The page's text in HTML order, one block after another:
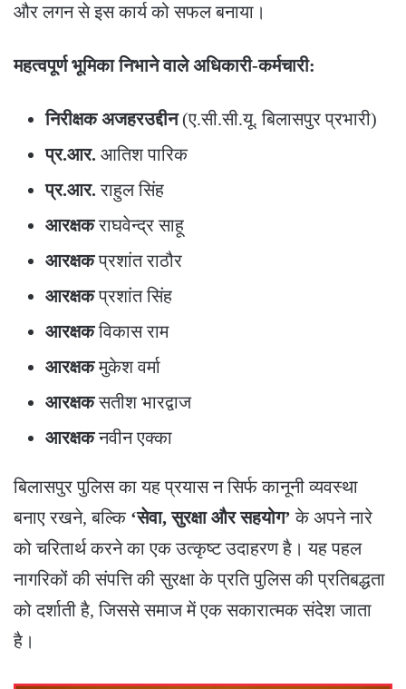
और लगन से इस कार्य को सफल बनाया।
महत्वपूर्ण भूमिका निभाने वाले अधिकारी-कर्मचारी:
निरीक्षक अजहरउद्दीन(ए.सी.सी.यू. बिलासपुर प्रभारी)
प्र.आर. आतिश पारिक
प्र.आर. राहुल सिंह
आरक्षकराघवेन्द्र साहू
आरक्षकप्रशांत राठौर
आरक्षकप्रशांत सिंह
आरक्षकविकास राम
आरक्षकमुकेश वर्मा
आरक्षकसतीश भारद्वाज
आरक्षकनवीन एक्का
​बिलासपुर पुलिस का यह प्रयास न सिर्फ कानूनी व्यवस्था
बनाए रखने, बल्कि ‘सेवा, सुरक्षा और सहयोग’ के अपने नारे
को चरितार्थ करने का एक उत्कृष्ट उदाहरण है। यह पहल
नागरिकों की संपत्ति की सुरक्षा के प्रति पुलिस की प्रतिबद्धता
को दर्शाती है, जिससे समाज में एक सकारात्मक संदेश जाता
है।